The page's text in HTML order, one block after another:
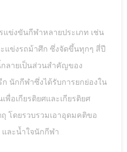
แข่งขันกีฬาหลายประเภท เช่น
แข่งรถม้าศึก ซึ่งจัดขึ้นทุกๆ สี่ปี
ลายเป็นส่วนสำคัญของ
นักกีฬาซึ่งได้รับการยกย่องใน
พื่อเกียรติยศและเกียรติยศ
โดยรวบรวมเอาอุดมคติขอ
และน้ำใจนักกีฬา